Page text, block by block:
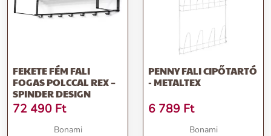
FEKETE FÉM FALI
FOGAS POLCCAL REX –
SPINDER DESIGN
72 490 Ft
Bonami
PENNY FALI CIPŐTARTÓ
- METALTEX
6 789 Ft
Bonami